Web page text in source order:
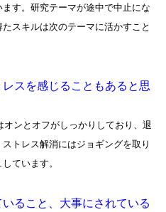
す。研究テーマが途中で中止にな
スキルは次のテーマに活かすこと
スを感じることもあると思
ンとオフがしっかりしており、退
トレス解消にはジョギングを取り
ています。
ること、大事にされている